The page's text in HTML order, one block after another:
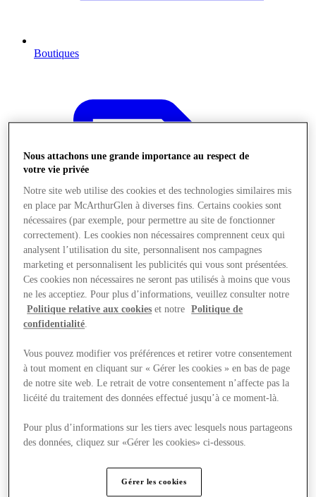
Boutiques
Nous attachons une grande importance au respect de
votre vie privée
Notre site web utilise des cookies et des technologies similaires mis
en place par McArthurGlen à diverses fins. Certains cookies sont
nécessaires (par exemple, pour permettre au site de fonctionner
correctement). Les cookies non nécessaires comprennent ceux qui
analysent l’utilisation du site, personnalisent nos campagnes
marketing et personnalisent les publicités qui vous sont présentées.
Ces cookies non nécessaires ne seront pas utilisés à moins que vous
ne les acceptiez. Pour plus d’informations, veuillez consulter notre
Politique relative aux cookies et notre
Politique de
confidentialité.
Vous pouvez modifier vos préférences et retirer votre consentement
à tout moment en cliquant sur « Gérer les cookies » en bas de page
de notre site web. Le retrait de votre consentement n’affecte pas la
licéité du traitement des données effectué jusqu’à ce moment-là.
Pour plus d’informations sur les tiers avec lesquels nous partageons
des données, cliquez sur «Gérer les cookies» ci-dessous.
Gérer les cookies